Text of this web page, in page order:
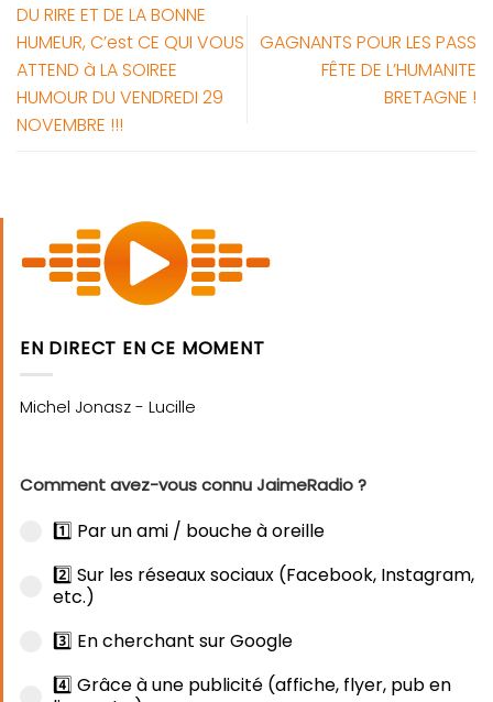
DU RIRE ET DE LA BONNE
HUMEUR, C’est CE QUI VOUS
ATTEND à LA SOIREE
HUMOUR DU VENDREDI 29
NOVEMBRE !!!
GAGNANTS POUR LES PASS
FÊTE DE L’HUMANITE
BRETAGNE !
EN DIRECT EN CE MOMENT
Comment avez-vous connu JaimeRadio ?
1️⃣ Par un ami / bouche à oreille
2️⃣ Sur les réseaux sociaux (Facebook, Instagram,
etc.)
3️⃣ En cherchant sur Google
4️⃣ Grâce à une publicité (affiche, flyer, pub en